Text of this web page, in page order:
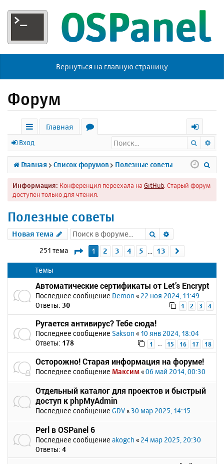
Вернуться на главную страницу
Форум
с
ы
л
к
Главная
р
у
м
х
о
д
Вход Поиск
Главная Список форумов Полезные советы
Информация: Конференция переехала на GitHub . Старый форум
доступен только для чтения.
Полезные советы
Новая тема Поиск
251 тема Страница1 из 13
1 2 3 4 5 13
Темы
Автоматические сертификаты от Let’s Encrypt
Последнее сообщение Demon « 22 ноя 2024, 11:49
Ответы: 30 1 2 3 4
Ругается антивирус? Тебе сюда!
Последнее сообщение Sakson « 10 янв 2024, 18:04
Ответы: 178 1 15 16 17 18
Осторожно! Старая информация на форуме!
Последнее сообщение Максим «06 май 2014, 00:30
Отдельный каталог для проектов и быстрый
доступ к phpMyAdmin
Последнее сообщение GDV « 30 мар 2025, 14:15
Perl в OSPanel 6
Последнее сообщение akogch « 24 мар 2025, 20:30
Ответы: 4